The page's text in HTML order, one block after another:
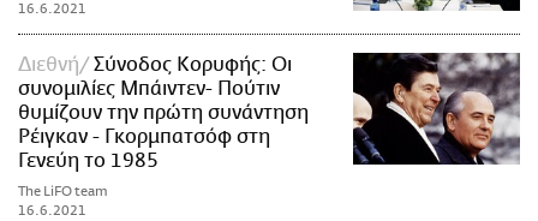
16.6.2021
Διεθνή
Σύνοδος Κορυφής: Οι
συνομιλίες Μπάιντεν- Πούτιν
θυμίζουν την πρώτη συνάντηση
Ρέιγκαν - Γκορμπατσόφ στη
Γενεύη το 1985
The LiFO team
16.6.2021